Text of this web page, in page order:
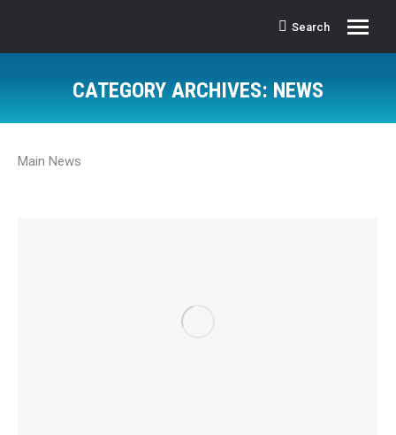
Search:
Search
CATEGORY ARCHIVES: NEWS
Main News